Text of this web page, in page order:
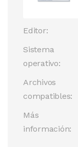
Editor:
Sistema
operativo:
Archivos
compatibles:
Más
información: